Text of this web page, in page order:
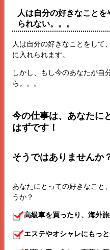
人は自分の好きなこと
られない。。。
人は自分の好きなことをして
に入れられます。
しかし、もし今のあなたが自
ら。。。
今の仕事は、あなたに
はずです！
そうではありませんか
あなたにとっての好きなこと
うか？
高級車を買ったり、海外
エステやオシャレにもっ